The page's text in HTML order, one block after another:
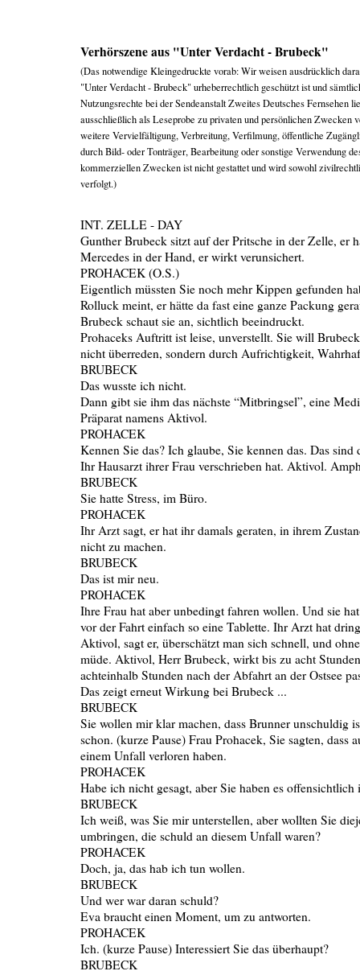
Verhörszene aus "Unter Verdacht - Brubeck"
(Das notwendige Kleingedruckte vorab: Wir weisen ausdrücklich
"Unter Verdacht - Brubeck" urheberrechtlich geschützt ist und
Nutzungsrechte bei der Sendeanstalt Zweites Deutsches Fernsehen
ausschließlich als Leseprobe zu privaten und persönlichen Zwecken
weitere Vervielfältigung, Verbreitung, Verfilmung, öffentliche
durch Bild- oder Tonträger, Bearbeitung oder sonstige Verwendung
kommerziellen Zwecken ist nicht gestattet und wird sowohl
verfolgt.)
INT. ZELLE - DAY
Gunther Brubeck sitzt auf der Pritsche in der Zelle, er
Mercedes in der Hand, er wirkt verunsichert.
PROHACEK (O.S.)
Eigentlich müssten Sie noch mehr Kippen gefunden
Rolluck meint, er hätte da fast eine ganze Packung
Brubeck schaut sie an, sichtlich beeindruckt.
Prohaceks Auftritt ist leise, unverstellt. Sie will
nicht überreden, sondern durch Aufrichtigkeit,
BRUBECK
Das wusste ich nicht.
Dann gibt sie ihm das nächste “Mitbringsel”, eine
Präparat namens Aktivol.
PROHACEK
Kennen Sie das? Ich glaube, Sie kennen das. Das
Ihr Hausarzt ihrer Frau verschrieben hat. Aktivol.
BRUBECK
Sie hatte Stress, im Büro.
PROHACEK
Ihr Arzt sagt, er hat ihr damals geraten, in ihrem
nicht zu machen.
BRUBECK
Das ist mir neu.
PROHACEK
Ihre Frau hat aber unbedingt fahren wollen. Und sie
vor der Fahrt einfach so eine Tablette. Ihr Arzt hat
Aktivol, sagt er, überschätzt man sich schnell, und
müde. Aktivol, Herr Brubeck, wirkt bis zu acht
achteinhalb Stunden nach der Abfahrt an der Ostsee
Das zeigt erneut Wirkung bei Brubeck ...
BRUBECK
Sie wollen mir klar machen, dass Brunner unschuldig
schon. (kurze Pause) Frau Prohacek, Sie sagten, dass
einem Unfall verloren haben.
PROHACEK
Habe ich nicht gesagt, aber Sie haben es
BRUBECK
Ich weiß, was Sie mir unterstellen, aber wollten Sie
umbringen, die schuld an diesem Unfall waren?
PROHACEK
Doch, ja, das hab ich tun wollen.
BRUBECK
Und wer war daran schuld?
Eva braucht einen Moment, um zu antworten.
PROHACEK
Ich. (kurze Pause) Interessiert Sie das überhaupt?
BRUBECK